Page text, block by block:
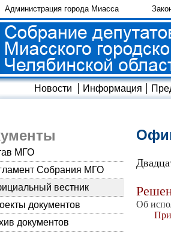
Администрация города Миасса
Новости Информация
МГО
Собрания МГО
вестник
документов
документов
Об